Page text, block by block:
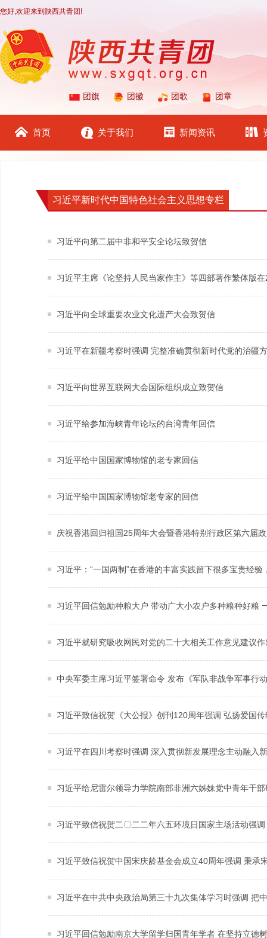
您好,欢迎来到陕西共青团!
团旗 团徽 团歌 团章
首页 关于我们 新闻资讯
习近平新时代中国特色社会主义思想专栏
习近平向第二届中非和平安全论坛致贺信
习近平主席《论坚持人民当家作主》等四部著作繁体版
习近平向全球重要农业文化遗产大会致贺信
习近平向世界互联网大会国际组织成立致贺信
习近平给参加海峡青年论坛的台湾青年回信
习近平给中国国家博物馆的老专家回信
习近平给中国国家博物馆老专家的回信
庆祝香港回归祖国25周年大会暨香港特别行政区第六届
习近平：“一国两制”在香港的丰富实践留下很多宝贵经
习近平回信勉励种粮大户 带动广大小农户多种粮种好粮
中央军委主席习近平签署命令 发布《军队非战争军事行
习近平在四川考察时强调 深入贯彻新发展理念主动融入
习近平给尼雷尔领导力学院南部非洲六姊妹党中青年干